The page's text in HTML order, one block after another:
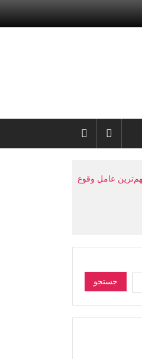
و ۲۴ نفر جان خود را از دست دادند/ مهم‌ترین عامل وقوع
جستجو